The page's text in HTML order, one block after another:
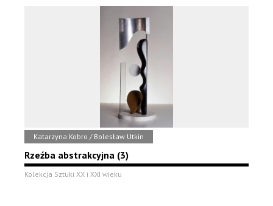
Katarzyna Kobro / Bolesław Utkin
Rzeźba abstrakcyjna (3)
Kolekcja Sztuki XX i XXI wieku